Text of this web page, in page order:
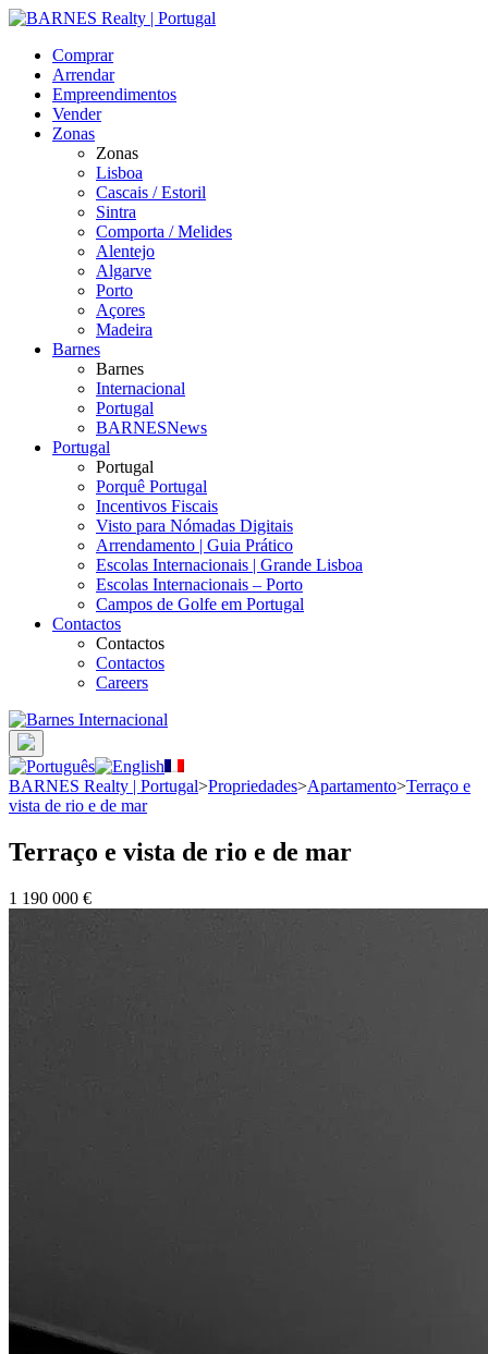
Comprar
Arrendar
Empreendimentos
Vender
Zonas
Zonas
Lisboa
Cascais / Estoril
Sintra
Comporta / Melides
Alentejo
Algarve
Porto
Açores
Madeira
Barnes
Barnes
Internacional
Portugal
BARNESNews
Portugal
Portugal
Porquê Portugal
Incentivos Fiscais
Visto para Nómadas Digitais
Arrendamento | Guia Prático
Escolas Internacionais | Grande Lisboa
Escolas Internacionais – Porto
Campos de Golfe em Portugal
Contactos
Contactos
Contactos
Careers
BARNES Realty | Portugal>Propriedades>Apartamento>Terraço e
vista de rio e de mar
Terraço e vista de rio e de mar
1 190 000 €